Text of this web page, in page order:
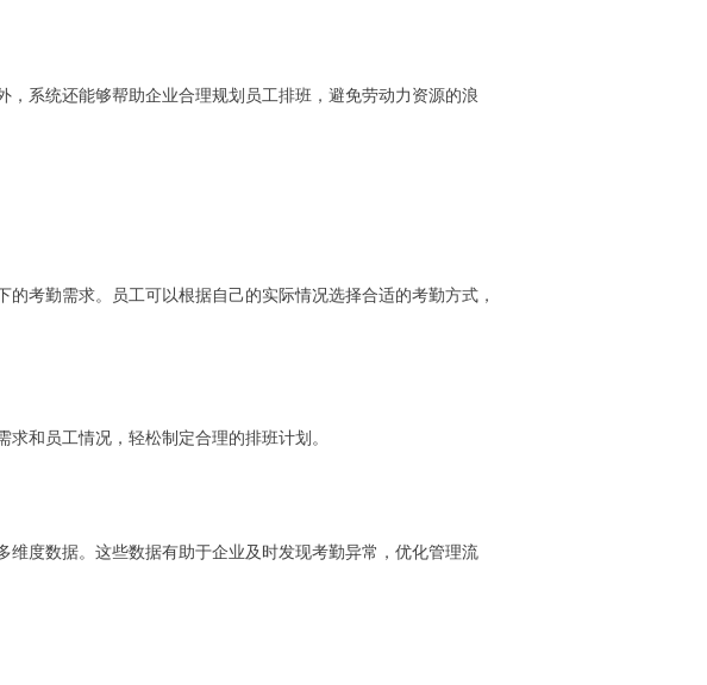
系统还能够帮助企业合理规划员工排班，避免劳动力资源的浪
考勤需求。员工可以根据自己的实际情况选择合适的考勤方式，
和员工情况，轻松制定合理的排班计划。
度数据。这些数据有助于企业及时发现考勤异常，优化管理流